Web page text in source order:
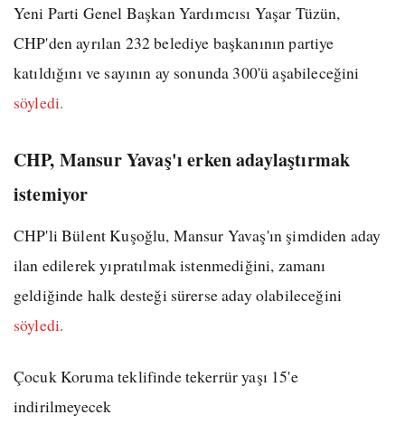
Yeni Parti Genel Başkan Yardımcısı Yaşar Tüzün,
CHP'den ayrılan 232 belediye başkanının partiye
katıldığını ve sayının ay sonunda 300'ü aşabileceğini
söyledi.
CHP, Mansur Yavaş'ı erken adaylaştırmak
istemiyor
CHP'li Bülent Kuşoğlu, Mansur Yavaş'ın şimdiden aday
ilan edilerek yıpratılmak istenmediğini, zamanı
geldiğinde halk desteği sürerse aday olabileceğini
söyledi.
Çocuk Koruma teklifinde tekerrür yaşı 15'e
indirilmeyecek